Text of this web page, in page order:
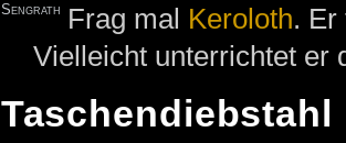
Sengrath Frag mal Keroloth.
Vielleicht unterrichtet er
Taschendiebstahl